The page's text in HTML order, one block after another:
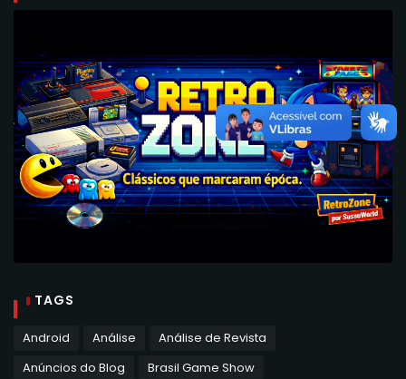
TAGS
Android Análise
Análise de Revista
Anúncios do Blog
Brasil Game Show